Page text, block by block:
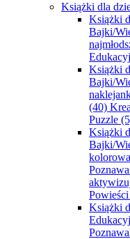
Książki dla
Książki
Bajki/
Książki
Bajki/
(40)
Puzzle
Książki
Bajki/
Powieści
Książki